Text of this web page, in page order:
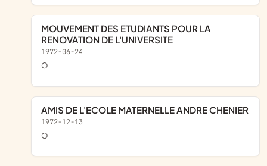
MOUVEMENT DES ETUDIANTS POUR LA
RENOVATION DE L'UNIVERSITE
1972-06-24
o
AMIS DE L'ECOLE MATERNELLE ANDRE CHENIER
1972-12-13
o